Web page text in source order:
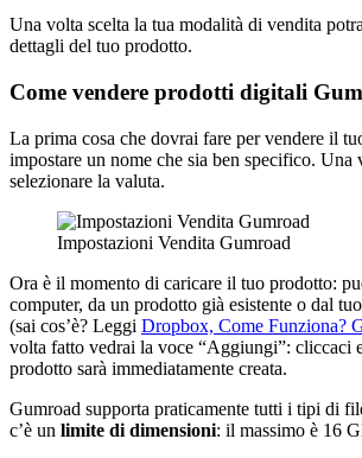
Una volta scelta la tua modalità di vendita
dettagli del tuo prodotto.
Come vendere prodotti digitali
La prima cosa che dovrai fare per vendere il
impostare un nome che sia ben specifico. Una
selezionare la valuta.
Impostazioni Vendita Gumroad
Ora è il momento di caricare il tuo prodotto:
computer, da un prodotto già esistente o dal
(sai cos’è? Leggi Dropbox, Come Funziona?
volta fatto vedrai la voce “Aggiungi”: cliccaci
prodotto sarà immediatamente creata.
Gumroad supporta praticamente tutti i tipi di
c’è un limite di dimensioni: il massimo è 16